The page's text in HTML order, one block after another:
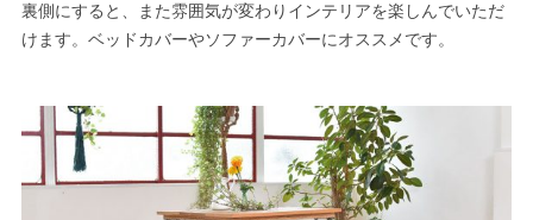
裏側にすると、また雰囲気が変わりインテリアを楽しんでいただ
けます。ベッドカバーやソファーカバーにオススメです。